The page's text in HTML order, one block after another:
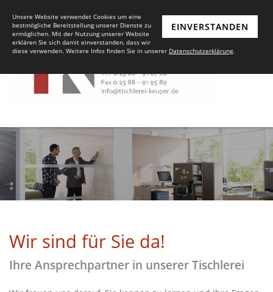
Wir sind für Sie da!
Ihre Ansprechpartner in unserer Tischlerei
EINVERSTANDEN
Unsere Website verwendet Cookies um eine
bestmögliche Bereitstellung unserer Dienste zu
ermöglichen. Mit der Nutzung unserer Website
erklären Sie sich damit einverstanden, dass wir
diese verwenden. Weitere Infos finden Sie in unserer Datenschutzerklärung.